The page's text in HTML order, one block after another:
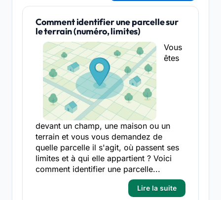
Comment identifier une parcelle sur
le terrain (numéro, limites)
Vous
êtes
devant un champ, une maison ou un
terrain et vous vous demandez de
quelle parcelle il s'agit, où passent ses
limites et à qui elle appartient ? Voici
comment identifier une parcelle...
Lire la suite